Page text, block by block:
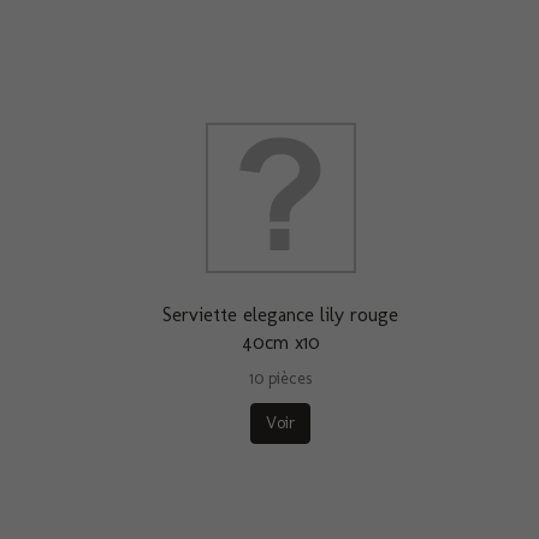
Serviette elegance lily rouge
40cm x10
10 pièces
Voir